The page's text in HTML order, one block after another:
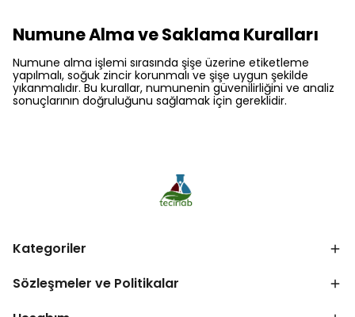
Numune Alma ve Saklama Kuralları
Numune alma işlemi sırasında şişe üzerine etiketleme
yapılmalı, soğuk zincir korunmalı ve şişe uygun şekilde
yıkanmalıdır. Bu kurallar, numunenin güvenilirliğini ve analiz
sonuçlarının doğruluğunu sağlamak için gereklidir.
Kategoriler
Sözleşmeler ve Politikalar